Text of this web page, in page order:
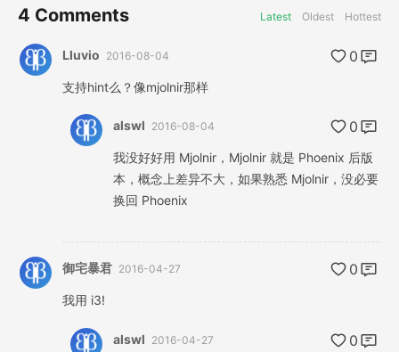
4 Comments Latest Oldest Hottest
Lluvio 2016-08-04 0
支持hint么？像mjolnir那样
alswl 2016-08-04 0
我没好好用 Mjolnir，Mjolnir 就是 Phoenix 后版
本，概念上差异不大，如果熟悉 Mjolnir，没必要
换回 Phoenix
御宅暴君 2016-04-27 0
我用 i3!
alswl 2016-04-27 0